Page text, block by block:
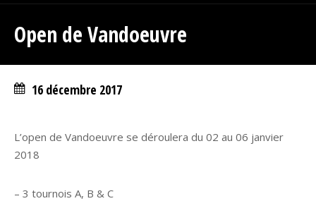
Open de Vandoeuvre
16 décembre 2017
L’open de Vandoeuvre se déroulera du 02 au 06 janvier
2018
– 3 tournois A, B & C